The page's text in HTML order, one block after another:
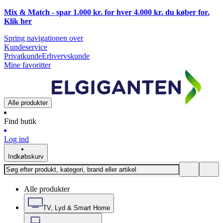
Mix & Match - spar 1.000 kr. for hver 4.000 kr. du køber for.
Klik her
Spring navigationen over
Kundeservice
PrivatkundeErhvervskunde
Mine favoritter
Alle produkter
Find butik
Log ind
Indkøbskurv
Alle produkter
TV, Lyd & Smart Home